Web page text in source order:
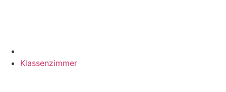
Klassenzimmer